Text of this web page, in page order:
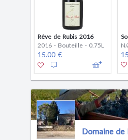
Rêve de Rubis 2016
2016 - Bouteille - 0.75L
15.00 €
Domaine de